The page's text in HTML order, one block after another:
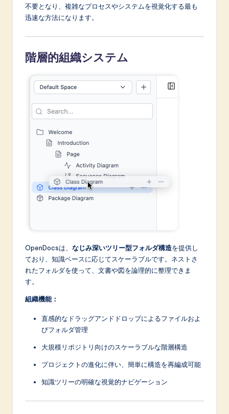
不要となり、複雑なプロセスやシステムを視覚化する最も
迅速な方法になります。
階層的組織システム
OpenDocsは、 なじみ深いツリー型フォルダ構造を提供し
ており、知識ベースに応じてスケーラブルです。ネストさ
れたフォルダを使って、文書や図を論理的に整理できま
す。
組織機能：
直感的なドラッグアンドドロップによるファイルおよ
びフォルダ管理
大規模リポジトリ向けのスケーラブルな階層構造
プロジェクトの進化に伴い、簡単に構造を再編成可能
知識ツリーの明確な視覚的ナビゲーション